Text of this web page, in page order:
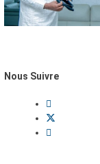
Nous Suivre